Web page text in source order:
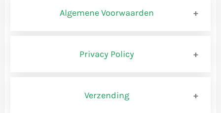
Algemene Voorwaarden
BEDRIJFSCONSTRUCTIE
Privacy Policy
Verzending